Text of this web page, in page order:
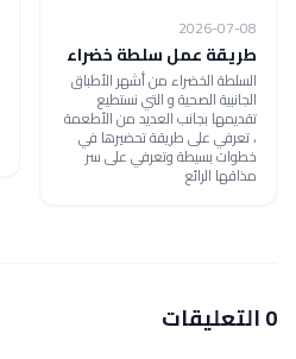
2026-07-08
طريقة عمل سلطة خضراء
السلطة الخضراء من أشهر الأطباق
الجانبية الصحية و التي نستطيع
تقديمها بجانب العديد من الأطعمة
، تعرفي على طريقة تحضيرها في
خطوات بسيطة وتعرفي على سر
مذاقها الرائع
0 التعليقات